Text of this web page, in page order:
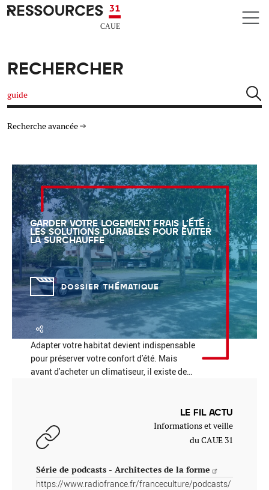
Aller au contenu principal
CAUE RESSOURCES 31
RECHERCHER
Rechercher
Recherche avancée
TYPE DE RESSOURCES
MATÉRIAUX
AUTRES CRITÈRES
Réinitialiser Fermer la recherche avancée
GARDER VOTRE LOGEMENT FRAIS L'ÉTÉ :
LES SOLUTIONS DURABLES POUR ÉVITER
LA SURCHAUFFE
DOSSIER THÉMATIQUE
Adapter votre habitat devient indispensable
pour préserver votre confort d'été. Mais
avant d'acheter un climatiseur, il existe de…
LE FIL ACTU
Informations et veille
du CAUE 31
Série de podcasts - Architectes de la forme
https://www.radiofrance.fr/franceculture/podcasts/